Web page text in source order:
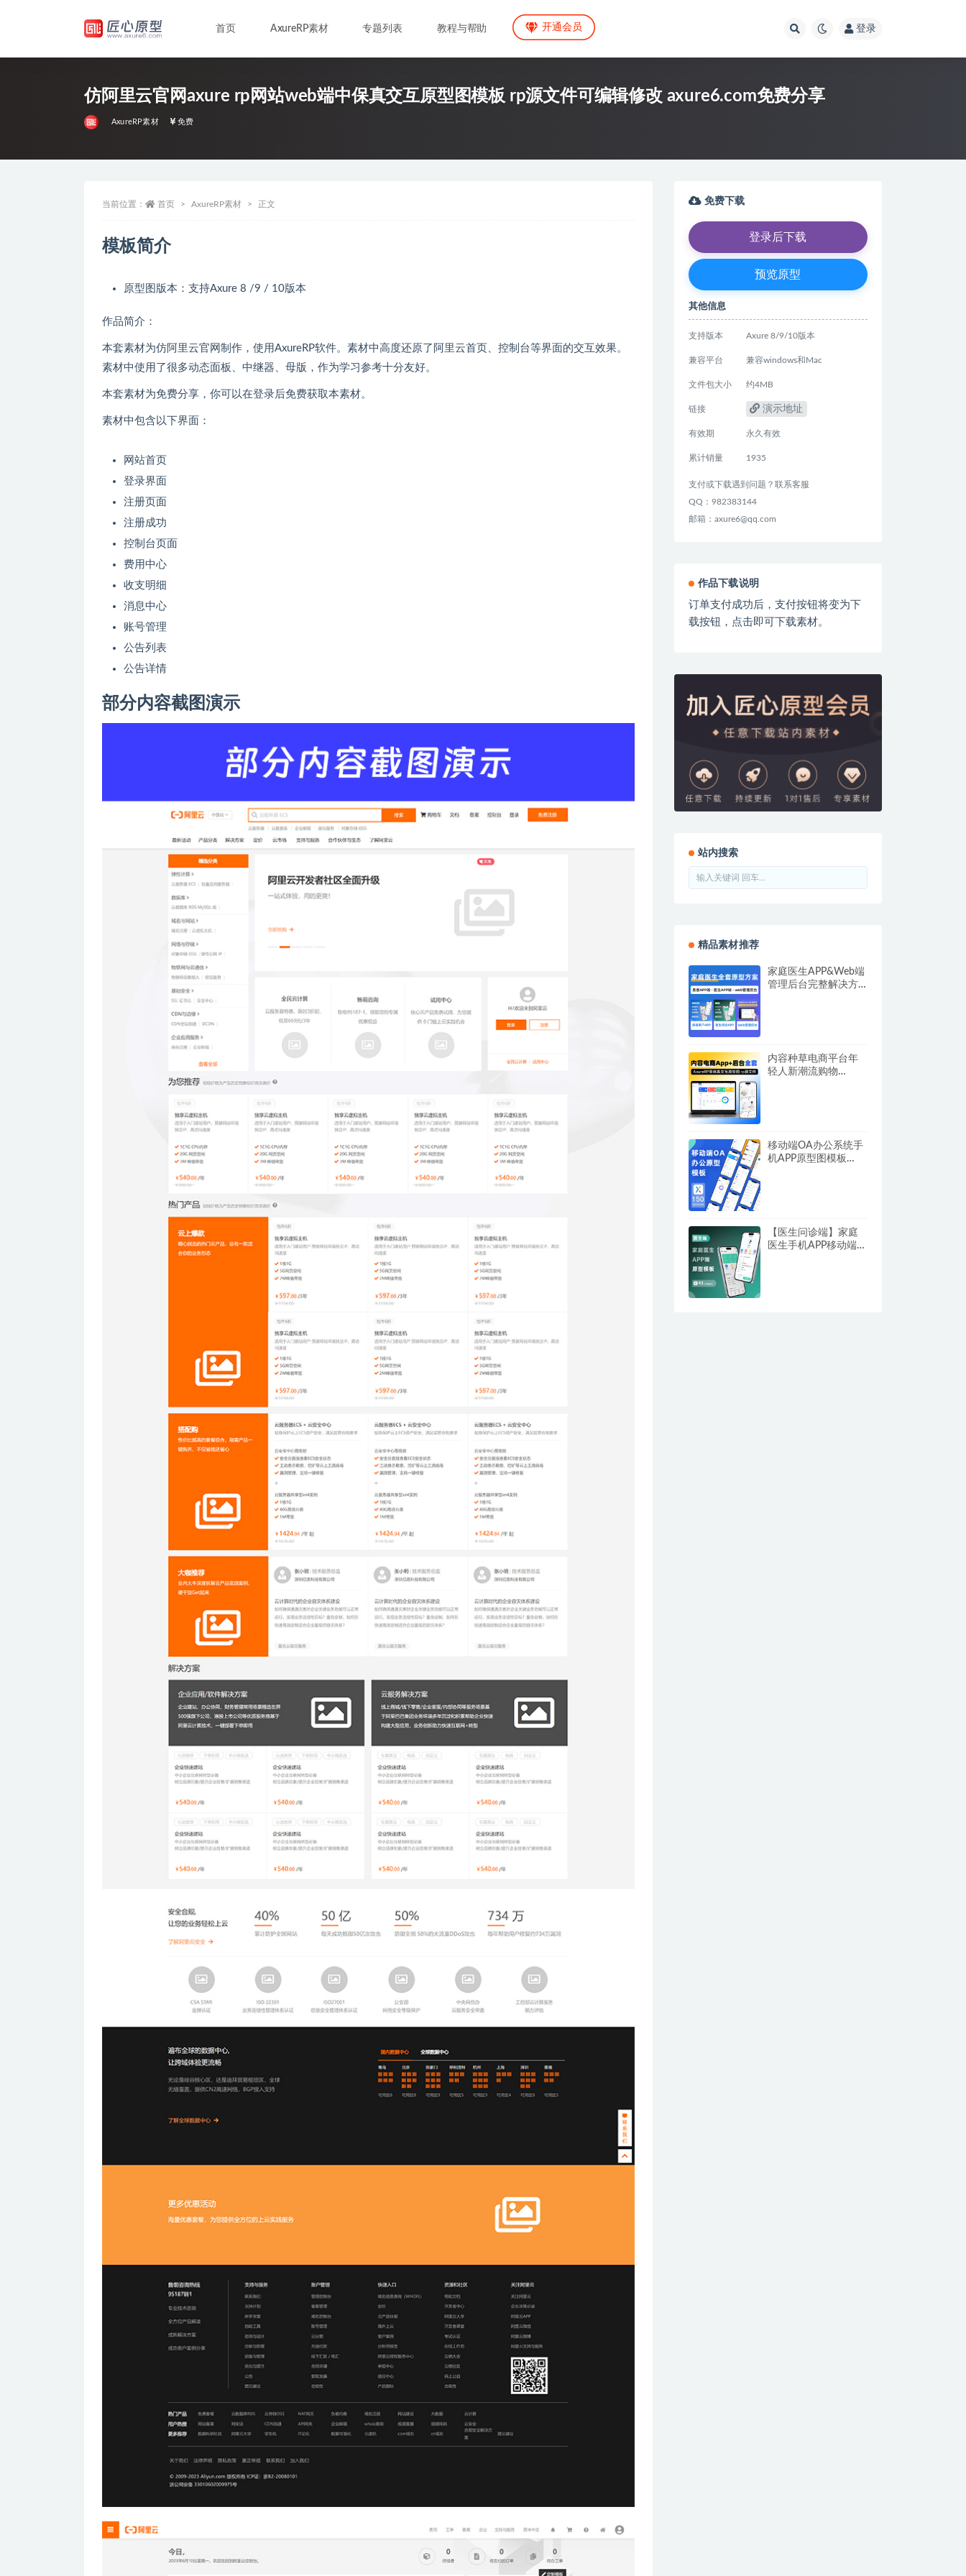
首页 AxureRP素材 专题列表 教程与帮助 开通会员 登录
仿阿里云官网axure rp网站web端中保真交互原型图模板 rp源文件可编辑修改 axure6.com免费分享
AxureRP素材 免费
当前位置： 首页 AxureRP素材 正文
模板简介
原型图版本：支持Axure 8 /9 / 10版本
作品简介：
本套素材为仿阿里云官网制作，使用AxureRP软件。素材中高度还原了阿里云首页、控制台等界面的交互效果。
素材中使用了很多动态面板、中继器、母版，作为学习参考十分友好。
本套素材为免费分享，你可以在登录后免费获取本素材。
素材中包含以下界面：
网站首页
登录界面
注册页面
注册成功
控制台页面
费用中心
收支明细
消息中心
账号管理
公告列表
公告详情
部分内容截图演示
免费下载
登录后下载
预览原型
其他信息
支持版本 Axure 8/9/10版本
兼容平台 兼容windows和Mac
文件包大小 约4MB
链接 演示地址
有效期 永久有效
累计销量 1935
支付或下载遇到问题？联系客服
QQ：982383144
邮箱：axure6@qq.com
作品下载说明
订单支付成功后，支付按钮将变为下
载按钮，点击即可下载素材。
站内搜索
精品素材推荐
家庭医生APP&Web端
管理后台完整解决方
内容种草电商平台年
轻人新潮流购物
移动端OA办公系统手
机APP原型图模板
【医生问诊端】家庭
医生手机APP移动端原